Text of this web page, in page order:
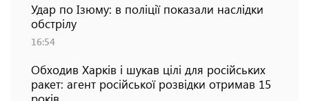
Удар по Ізюму: в поліції показали наслідки
обстрілу
16:54
Обходив Харків і шукав цілі для російських
ракет: агент російської розвідки отримав 15